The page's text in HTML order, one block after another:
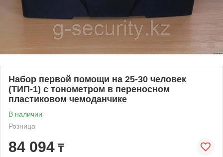
Набор первой помощи на 25-30 человек
(ТИП-1) с тонометром в переносном
пластиковом чемоданчике
В наличии
Розница
84 094 ₸